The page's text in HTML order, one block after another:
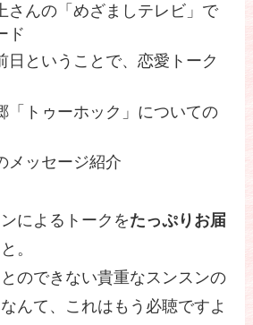
さんの「めざましテレビ」で
ド
日ということで、恋愛トーク
「トゥーホック」についての
メッセージ紹介
によるトークをたっぷりお届
。
のできない貴重なスンスンの
んて、これはもう必聴ですよ